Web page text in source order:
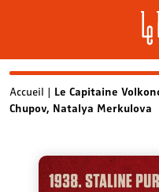
Skip
to
Accueil | Le Capitaine
Chupov, Natalya Merkulova